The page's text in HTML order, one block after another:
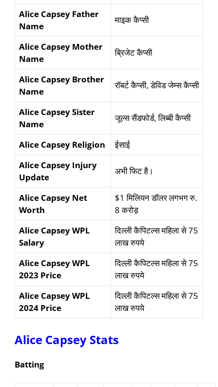
Alice Capsey Father
Name
माइक कैप्सी
Alice Capsey Mother
Name
ब्रिजेट कैप्सी
Alice Capsey Brother
Name
रॉबर्ट कैप्सी, डेविड जेम्स कैप्सी
Alice Capsey Sister
Name
जूल्स सैंडफोर्ड, लिब्बी कैप्सी
Alice Capsey Religion
ईसाई
Alice Capsey Injury
Update
अभी फिट है।
Alice Capsey Net
Worth
$1 मिलियन डॉलर लगभग रु.
8 करोड़
Alice Capsey WPL
Salary
दिल्ली कैपिटल्स महिला से 75
लाख रुपये
Alice Capsey WPL
2023 Price
दिल्ली कैपिटल्स महिला से 75
लाख रुपये
Alice Capsey WPL
2024 Price
दिल्ली कैपिटल्स महिला से 75
लाख रुपये
Alice Capsey Stats
Batting